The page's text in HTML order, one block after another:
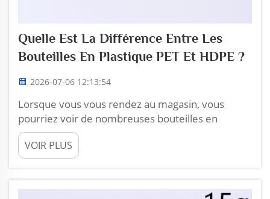
Quelle Est La Différence Entre Les
Bouteilles En Plastique PET Et HDPE ?
2026-07-06 12:13:54
Lorsque vous vous rendez au magasin, vous
pourriez voir de nombreuses bouteilles en
plastique. Deux types courants sont les bouteilles
en PET et en HDPE. Elles sont utilisées pour des
applications différentes et fabriquées à partir de
connaissons bien ces deux types de plastiques.
VOIR PLUS